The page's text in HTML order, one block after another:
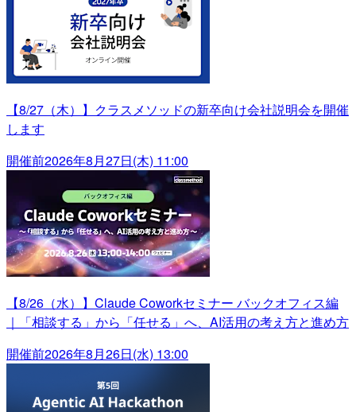
【8/27（木）】クラスメソッドの新卒向け会社説明会を開催
します
開催前2026年8月27日(木) 11:00
【8/26（水）】Claude Coworkセミナー バックオフィス編
｜「相談する」から「任せる」へ、AI活用の考え方と進め方
開催前2026年8月26日(水) 13:00